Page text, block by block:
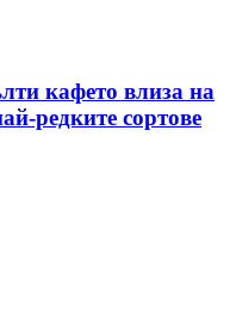
кафето влиза на
редките сортове